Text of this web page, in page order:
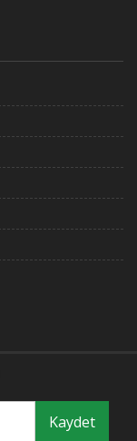
Kaydet